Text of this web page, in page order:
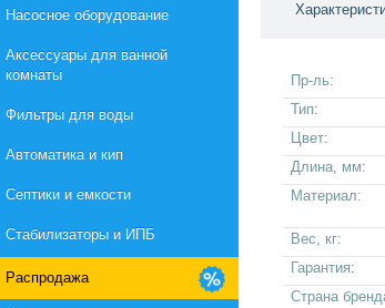
Насосное оборудование
Aксессуары для ванной
комнаты
Фильтры для воды
Автоматика и кип
Септики и емкости
Стабилизаторы и ИПБ
Распродажа
Пр-ль:
Тип:
Цвет:
Длина, мм:
Материал:
Вес, кг:
Гарантия:
Страна